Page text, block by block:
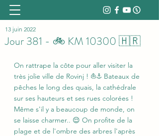
Jour 381 - 🚲 KM 10300 🇭🇷
13 juin 2022
On rattrape la côte pour aller visiter la
très jolie ville de Rovinj ! ⛵⚓ Bateaux de
pêches le long des quais, la cathédrale
sur ses hauteurs et ses rues colorées !
Même s'il y a beaucoup de monde, on
se laisse charmer.. 😌 On profite de la
plage et de l'ombre des arbres l'après